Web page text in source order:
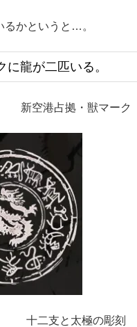
るかというと…。
に龍が二匹いる。
新空港占拠・獣マーク
十二支と太極の彫刻